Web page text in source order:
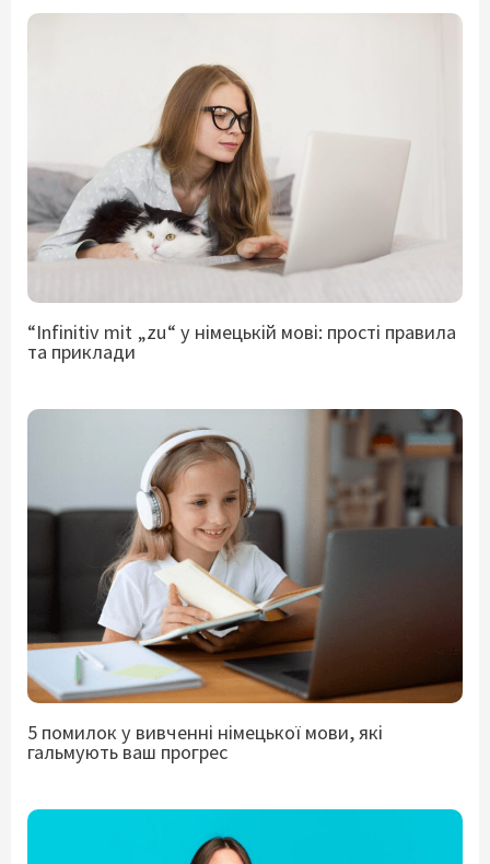
“Infinitiv mit „zu“ у німецькій мові: прості правила
та приклади
5 помилок у вивченні німецької мови, які
гальмують ваш прогрес